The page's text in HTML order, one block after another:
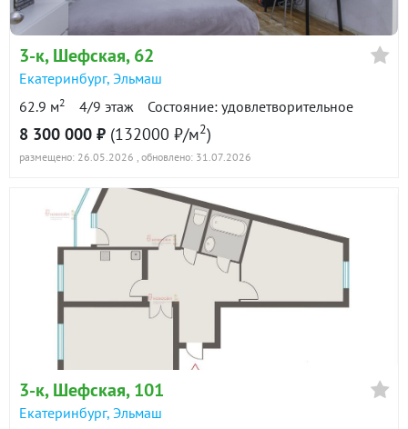
3-к, Шефская, 62
Екатеринбург, Эльмаш
62.9 м2 4/9 этаж Состояние: удовлетворительное
8 300 000 ₽ (132000 ₽/м2)
размещено: 26.05.2026 , обновлено: 31.07.2026
3-к, Шефская, 101
Екатеринбург, Эльмаш